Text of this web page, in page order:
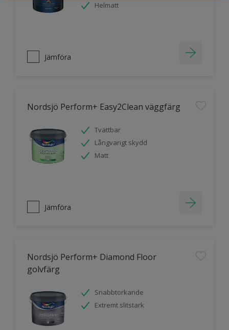
Helmatt
Jämföra
Nordsjö Perform+ Easy2Clean väggfärg
Tvättbar
Långvarigt skydd
Matt
Jämföra
Nordsjö Perform+ Diamond Floor
golvfärg
Snabbtorkande
Extremt slitstark